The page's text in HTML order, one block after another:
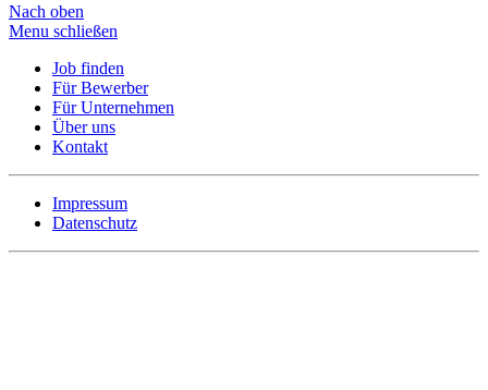
Nach oben
Menu schließen
Job finden
Für Bewerber
Für Unternehmen
Über uns
Kontakt
Impressum
Datenschutz